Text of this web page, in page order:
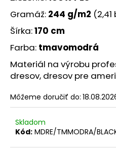
Gramáž: 244 g/m2
Šírka:170 cm
Farba: tmavomodrá
Materiál na výrobu
dresov, dresov pre
Môžeme doručiť do:
Skladom
Kód: MDRE/TMMODRA/
O
d
o
r
ú
a
m
e